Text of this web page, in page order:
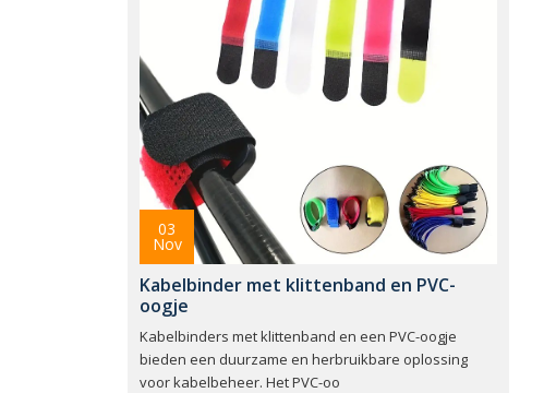
03
Nov
Kabelbinder met klittenband en PVC-
oogje
Kabelbinders met klittenband en een PVC-oogje
bieden een duurzame en herbruikbare oplossing
voor kabelbeheer. Het PVC-oo